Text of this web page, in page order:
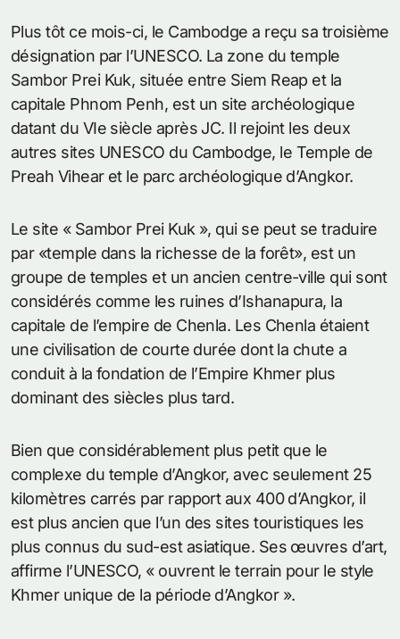
Plus tôt ce mois-ci, le Cambodge a reçu sa troisième
désignation par l’UNESCO. La zone du temple
Sambor Prei Kuk, située entre Siem Reap et la
capitale Phnom Penh, est un site archéologique
datant du VIe siècle après JC. Il rejoint les deux
autres sites UNESCO du Cambodge, le Temple de
Preah Vihear et le parc archéologique d’Angkor.
Le site « Sambor Prei Kuk », qui se peut se traduire
par «temple dans la richesse de la forêt», est un
groupe de temples et un ancien centre-ville qui sont
considérés comme les ruines d’Ishanapura, la
capitale de l’empire de Chenla. Les Chenla étaient
une civilisation de courte durée dont la chute a
conduit à la fondation de l’Empire Khmer plus
dominant des siècles plus tard.
Bien que considérablement plus petit que le
complexe du temple d’Angkor, avec seulement 25
kilomètres carrés par rapport aux 400 d’Angkor, il
est plus ancien que l’un des sites touristiques les
plus connus du sud-est asiatique. Ses œuvres d’art,
affirme l’UNESCO, « ouvrent le terrain pour le style
Khmer unique de la période d’Angkor ».